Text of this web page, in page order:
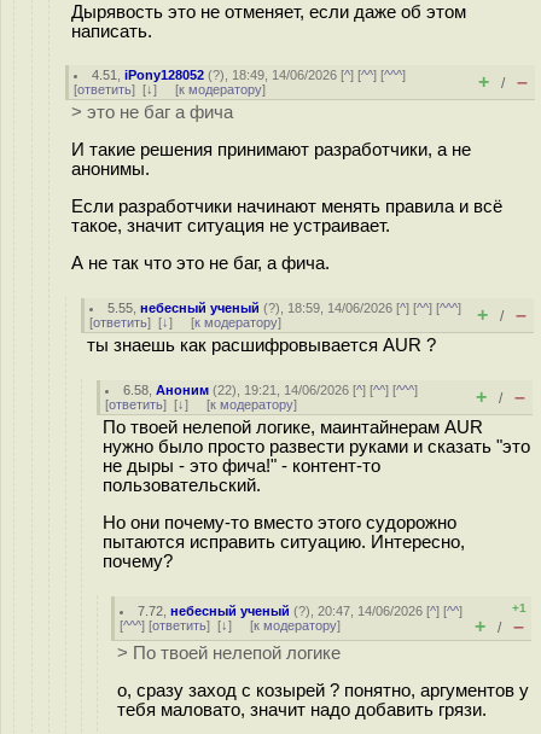
Дырявость это не отменяет, если даже об этом
написать.
4.51 ,iPony128052 (?), 18:49, 14/06/2026 [^] [^^] [^^^]
[ответить] [↓] [к модератору] + / –
> это не баг а фича
И такие решения принимают разработчики, а не
анонимы.
Если разработчики начинают менять правила и всё
такое, значит ситуация не устраивает.
А не так что это не баг, а фича.
5.55 ,небесный ученый (?), 18:59, 14/06/2026 [^] [^^] [^^^]
[ответить] [↓] [к модератору] + / –
ты знаешь как расшифровывается AUR ?
6.58 ,Аноним (22), 19:21, 14/06/2026 [^] [^^] [^^^]
[ответить] [↓] [к модератору] + / –
По твоей нелепой логике, маинтайнерам AUR
нужно было просто развести руками и сказать "это
не дыры - это фича!" - контент-то
пользовательский.
Но они почему-то вместо этого судорожно
пытаются исправить ситуацию. Интересно,
почему?
7.72 ,небесный ученый (?), 20:47, 14/06/2026 [^] [^^]
[^^^] [ответить] [↓] [к модератору]
+1
+ / –
> По твоей нелепой логике
о, сразу заход с козырей ? понятно, аргументов у
тебя маловато, значит надо добавить грязи.